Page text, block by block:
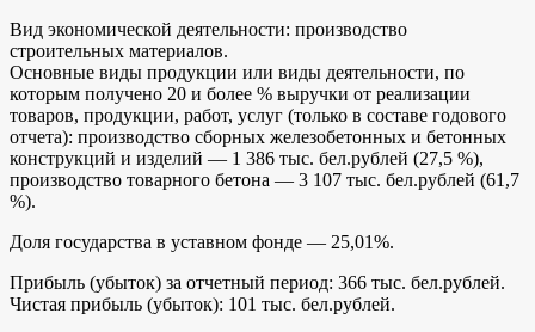
Вид экономической деятельности: производство
строительных материалов.
Основные виды продукции или виды деятельности, по
которым получено 20 и более % выручки от реализации
товаров, продукции, работ, услуг (только в составе годового
отчета): производство сборных железобетонных и бетонных
конструкций и изделий — 1 386 тыс. бел.рублей (27,5 %),
производство товарного бетона — 3 107 тыс. бел.рублей (61,7
%).
Доля государства в уставном фонде — 25,01%.
Прибыль (убыток) за отчетный период: 366 тыс. бел.рублей.
Чистая прибыль (убыток): 101 тыс. бел.рублей.